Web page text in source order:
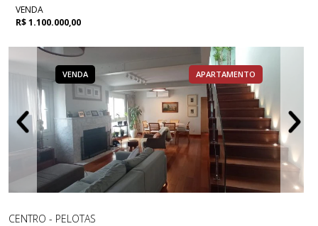
VENDA
R$ 1.100.000,00
VENDA APARTAMENTO
CENTRO - PELOTAS